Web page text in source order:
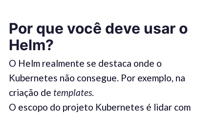
Por que você deve usar o
Helm?
O Helm realmente se destaca onde o
Kubernetes não consegue. Por exemplo, na
criação de templates.
O escopo do projeto Kubernetes é lidar com